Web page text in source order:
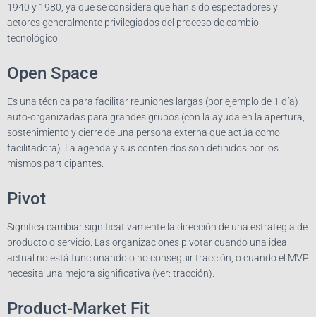
1940 y 1980, ya que se considera que han sido espectadores y
actores generalmente privilegiados del proceso de cambio
tecnológico.
Open Space
Es una técnica para facilitar reuniones largas (por ejemplo de 1 día)
auto-organizadas para grandes grupos (con la ayuda en la apertura,
sostenimiento y cierre de una persona externa que actúa como
facilitadora). La agenda y sus contenidos son definidos por los
mismos participantes.
Pivot
Significa cambiar significativamente la dirección de una estrategia de
producto o servicio. Las organizaciones pivotar cuando una idea
actual no está funcionando o no conseguir tracción, o cuando el MVP
necesita una mejora significativa (ver: tracción).
Product-Market Fit